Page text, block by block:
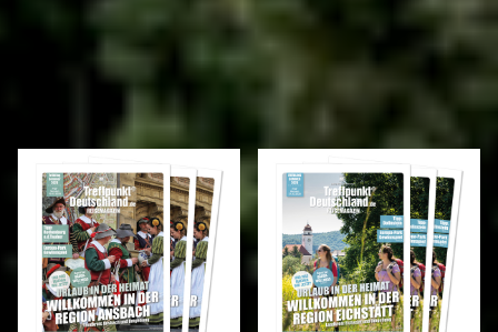
REISEMAGAZINE
IN DIESEN REISEMAGAZINEN FINDEN SIE DEN LANDKREIS ROTH